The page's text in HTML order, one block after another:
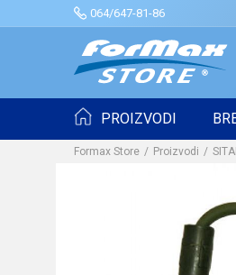
064/647-81-86
PROIZVODI
Formax Store Proizvodi